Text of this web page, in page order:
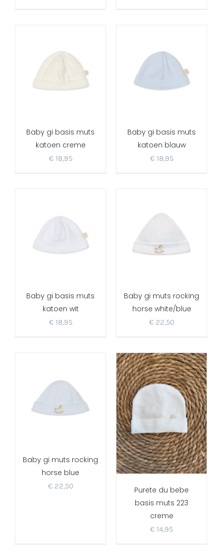
Baby gi basis muts
katoen creme
€18,95
Baby gi basis muts
katoen blauw
€18,95
Baby gi basis muts
katoen wit
€18,95
Baby gi muts rocking
horse white/blue
€22,50
Baby gi muts rocking
horse blue
€22,50
Purete du bebe
basis muts 223
creme
€ 14,95